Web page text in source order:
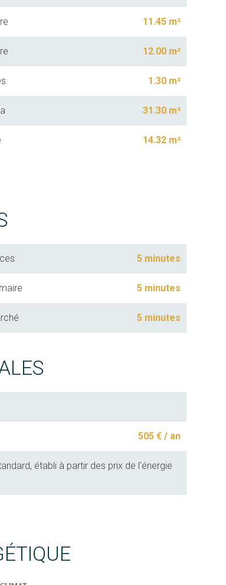
11.45 m²
12.00 m²
1.30 m²
31.30 m²
14.32 m²
5 minutes
5 minutes
5 minutes
505 € / an
établi à partir des prix de l'énergie